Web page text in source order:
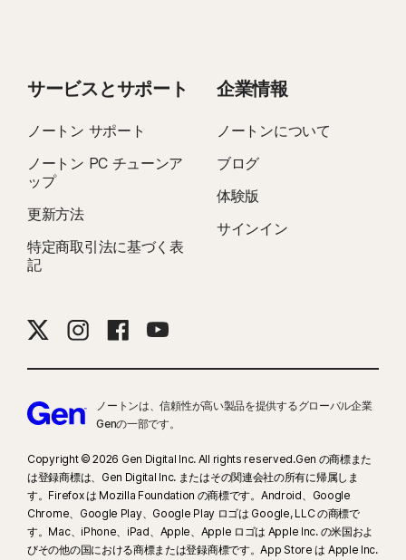
サービスとサポート
ノートン サポート
ノートン PC チューンア
ップ
更新方法
特定商取引法に基づく表
記
企業情報
ノートンについて
ブログ
体験版
サインイン
ノートンは、信頼性が高い製品を提供するグローバル企業
Genの一部です。
Copyright © 2026 Gen Digital Inc. All rights reserved.Gen の商標また
は登録商標は、Gen Digital Inc. またはその関連会社の所有に帰属しま
す。Firefox は Mozilla Foundation の商標です。Android、Google
Chrome、Google Play、Google Play ロゴは Google, LLC の商標で
す。Mac、iPhone、iPad、Apple、Apple ロゴは Apple Inc. の米国およ
びその他の国における商標または登録商標です。App Store は Apple Inc.